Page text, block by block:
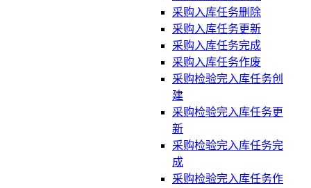
采购入库任务删除
采购入库任务更新
采购入库任务完成
采购入库任务作废
采购检验完入库任务创
建
采购检验完入库任务更
新
采购检验完入库任务完
成
采购检验完入库任务作